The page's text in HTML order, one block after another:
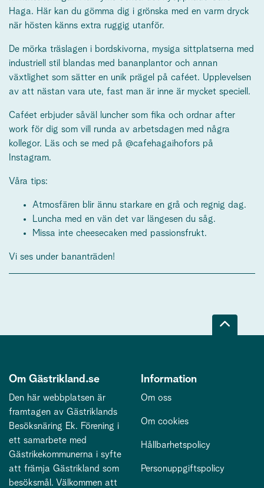
Haga. Här kan du gömma dig i grönska med en varm dryck
när hösten känns extra ruggig utanför.
De mörka träslagen i bordskivorna, mysiga sittplatserna med
industriell stil blandas med bananplantor och annan
växtlighet som sätter en unik prägel på caféet. Upplevelsen
av att nästan vara ute, fast man är inne är mycket speciell.
Caféet erbjuder såväl luncher som fika och ordnar after
work för dig som vill runda av arbetsdagen med några
kollegor. Läs och se med på @cafehagaihofors på
Instagram.
Våra tips:
Atmosfären blir ännu starkare en grå och regnig dag.
Luncha med en vän det var längesen du såg.
Missa inte cheesecaken med passionsfrukt.
Vi ses under bananträden!
Om Gästrikland.se
Den här webbplatsen är
framtagen av Gästriklands
Besöksnäring Ek. Förening i
ett samarbete med
Gästrikekommunerna i syfte
att främja Gästrikland som
besöksmål. Välkommen att
Information
Om oss
Om cookies
Hållbarhetspolicy
Personuppgiftspolicy